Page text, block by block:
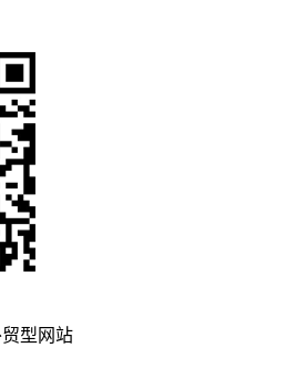
型网站